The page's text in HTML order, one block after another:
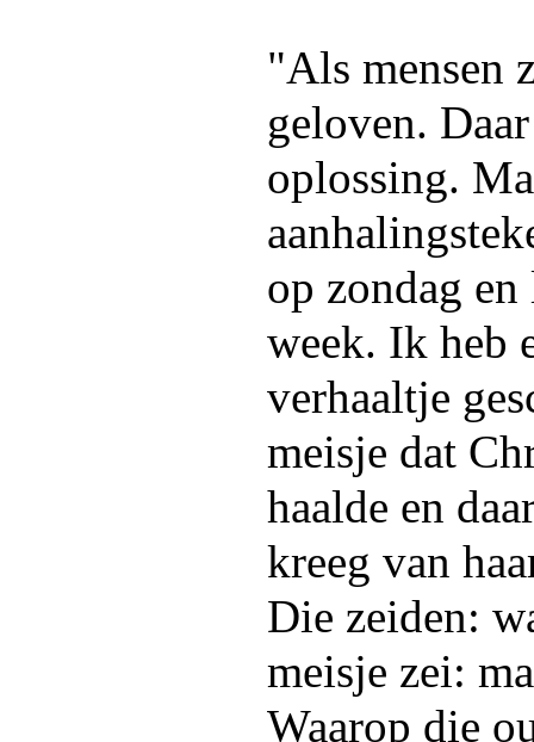
"Als mensen
geloven.
oplossing.
op zondag
week. Ik heb
verhaaltje
meisje dat
haalde en
kreeg van
Die zeiden:
meisje zei:
Waarop die